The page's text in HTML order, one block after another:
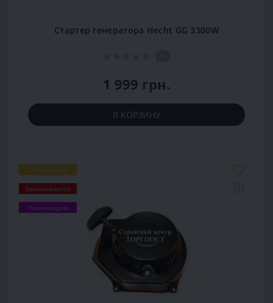
Cтартер генератора Hecht GG 3300W
1 999 грн.
В КОРЗИНУ
Популярный
Заканчивается
Рекомендуем